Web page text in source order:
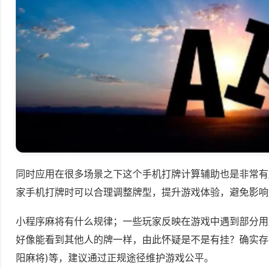
同时应用在很多场景之下这个手机打牌计算辅助也是非常
家手机打牌时可以合理调整牌型，提升游戏体验，避免影响
小程序麻将有什么规律；一些玩家反映在游戏中遇到部分
好像能看到其他人的牌一样，由此怀疑是不是有挂？确实
阳麻将)等，建议通过正规途径维护游戏公平。